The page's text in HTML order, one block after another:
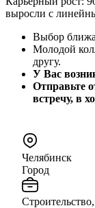
выросли с
Выбор
Молодой
другу.
У Вас
Отправьте
встречу, в
Челябинск
Город